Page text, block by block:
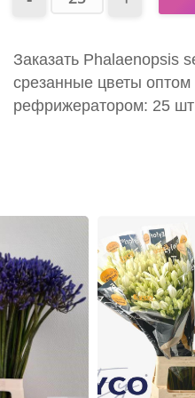
Заказать Phalaenopsis
срезанные цветы
рефрижератором: 25